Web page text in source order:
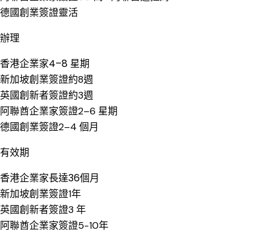
德國創業簽證靈活
辦理
香港企業家4–8 星期
新加坡創業簽證約8週
英國創新者簽證約3週
阿聯酋企業家簽證2–6 星期
德國創業簽證2–4 個月
有效期
香港企業家長達36個月
新加坡創業簽證1年
英國創新者簽證3 年
阿聯酋企業家簽證5-10年